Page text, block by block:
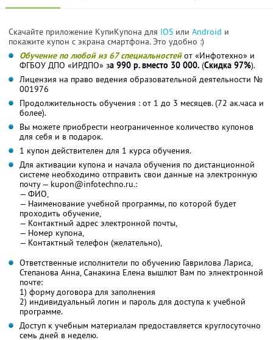
Скачайте приложение КупиКупона для IOS или Android и
покажите купон с экрана смартфона. Это удобно :)
Обучение по любой из 67 специальностейот «Инфотехно» и
ФГБОУ ДПО «ИРДПО» за 990 р. вместо 30 000. (Скидка 97%).
Лицензия на право ведения образовательной деятельности №
001976
Продолжительность обучения : от 1 до 3 месяцев. (72 ак.часа и
более).
Вы можете приобрести неограниченное количество купонов
для себя и в подарок.
1 купон действителен для 1 курса обучения.
Для активации купона и начала обучения по дистанционной
системе необходимо отправить свои данные на электронную
почту — kupon@infotechno.ru.:
— ФИО,
— Наименование учебной программы, по которой будет
проходить обучение,
— Контактный адрес электронной почты,
— Номер купона,
— Контактный телефон (желательно),
Ответственные исполнители по обучению Гаврилова Лариса,
Степанова Анна, Санакина Елена вышлют Вам по элнектронной
почте:
1) форму договора для заполнения
2) индивидуальный логин и пароль для доступа к учебной
программе.
Доступ к учебным материалам предоставляется круглосуточно
семь дней в неделю.